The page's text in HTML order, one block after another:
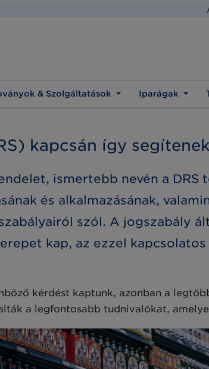
& Szolgáltatások Iparágak
kapcsán így
ismertebb nevén a DRS
és alkalmazásának,
szól. A jogszabály
kap, az ezzel
kérdést kaptunk, azonban a
a legfontosabb tudnivalókat,